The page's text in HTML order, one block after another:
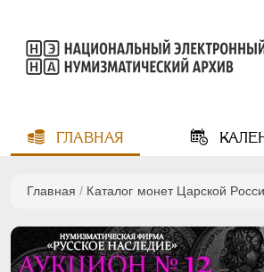
ГЛАВНАЯ
Главная / Каталог монет Царской